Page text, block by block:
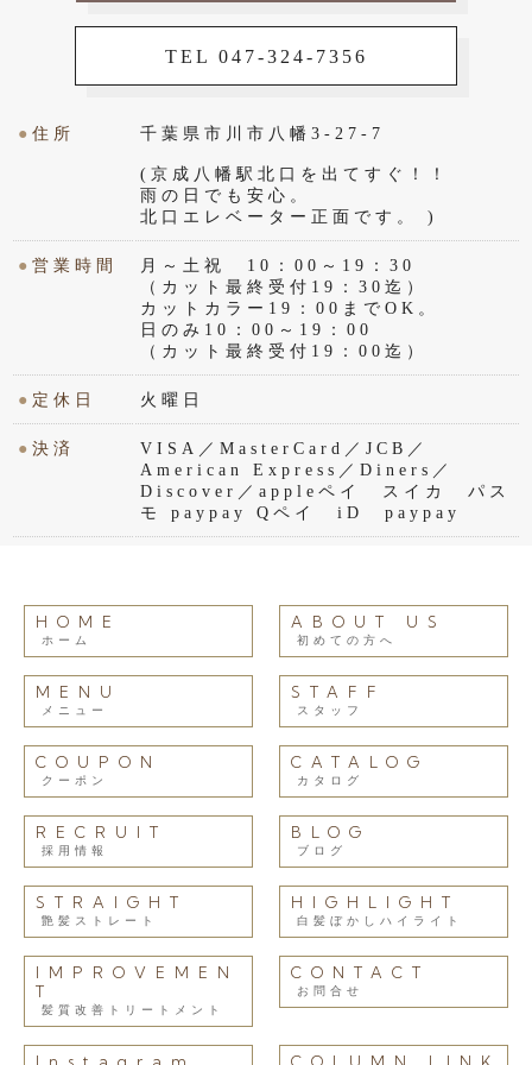
TEL 047-324-7356
●住所 千葉県市川市八幡3-27-7
(京成八幡駅北口を出てすぐ！！
雨の日でも安心。
北口エレベーター正面です。 )
●営業時間
月～土祝 10：00～19：30
（カット最終受付19：30迄）
カットカラー19：00までOK。
日のみ10：00～19：00
（カット最終受付19：00迄）
● 定休日 火曜日
●決済
VISA／MasterCard／JCB／
American Express／Diners／
Discover／appleペイ スイカ パス
モ paypay Qペイ iD paypay
HOME
ホーム
ABOUT US
初めての方へ
MENU
メニュー
STAFF
スタッフ
COUPON
クーポン
CATALOG
カタログ
RECRUIT
採用情報
BLOG
ブログ
STRAIGHT
艶髪ストレート
HIGHLIGHT
白髪ぼかしハイライト
IMPROVEMEN
T
髪質改善トリートメント
CONTACT
お問合せ